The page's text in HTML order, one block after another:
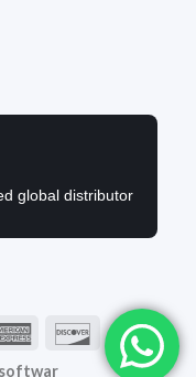
global distributor